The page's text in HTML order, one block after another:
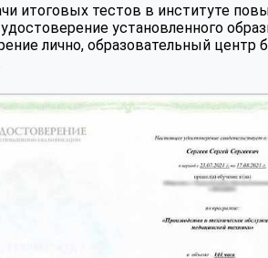
итоговых тестов в институте
установленного
лично, образовательный центр